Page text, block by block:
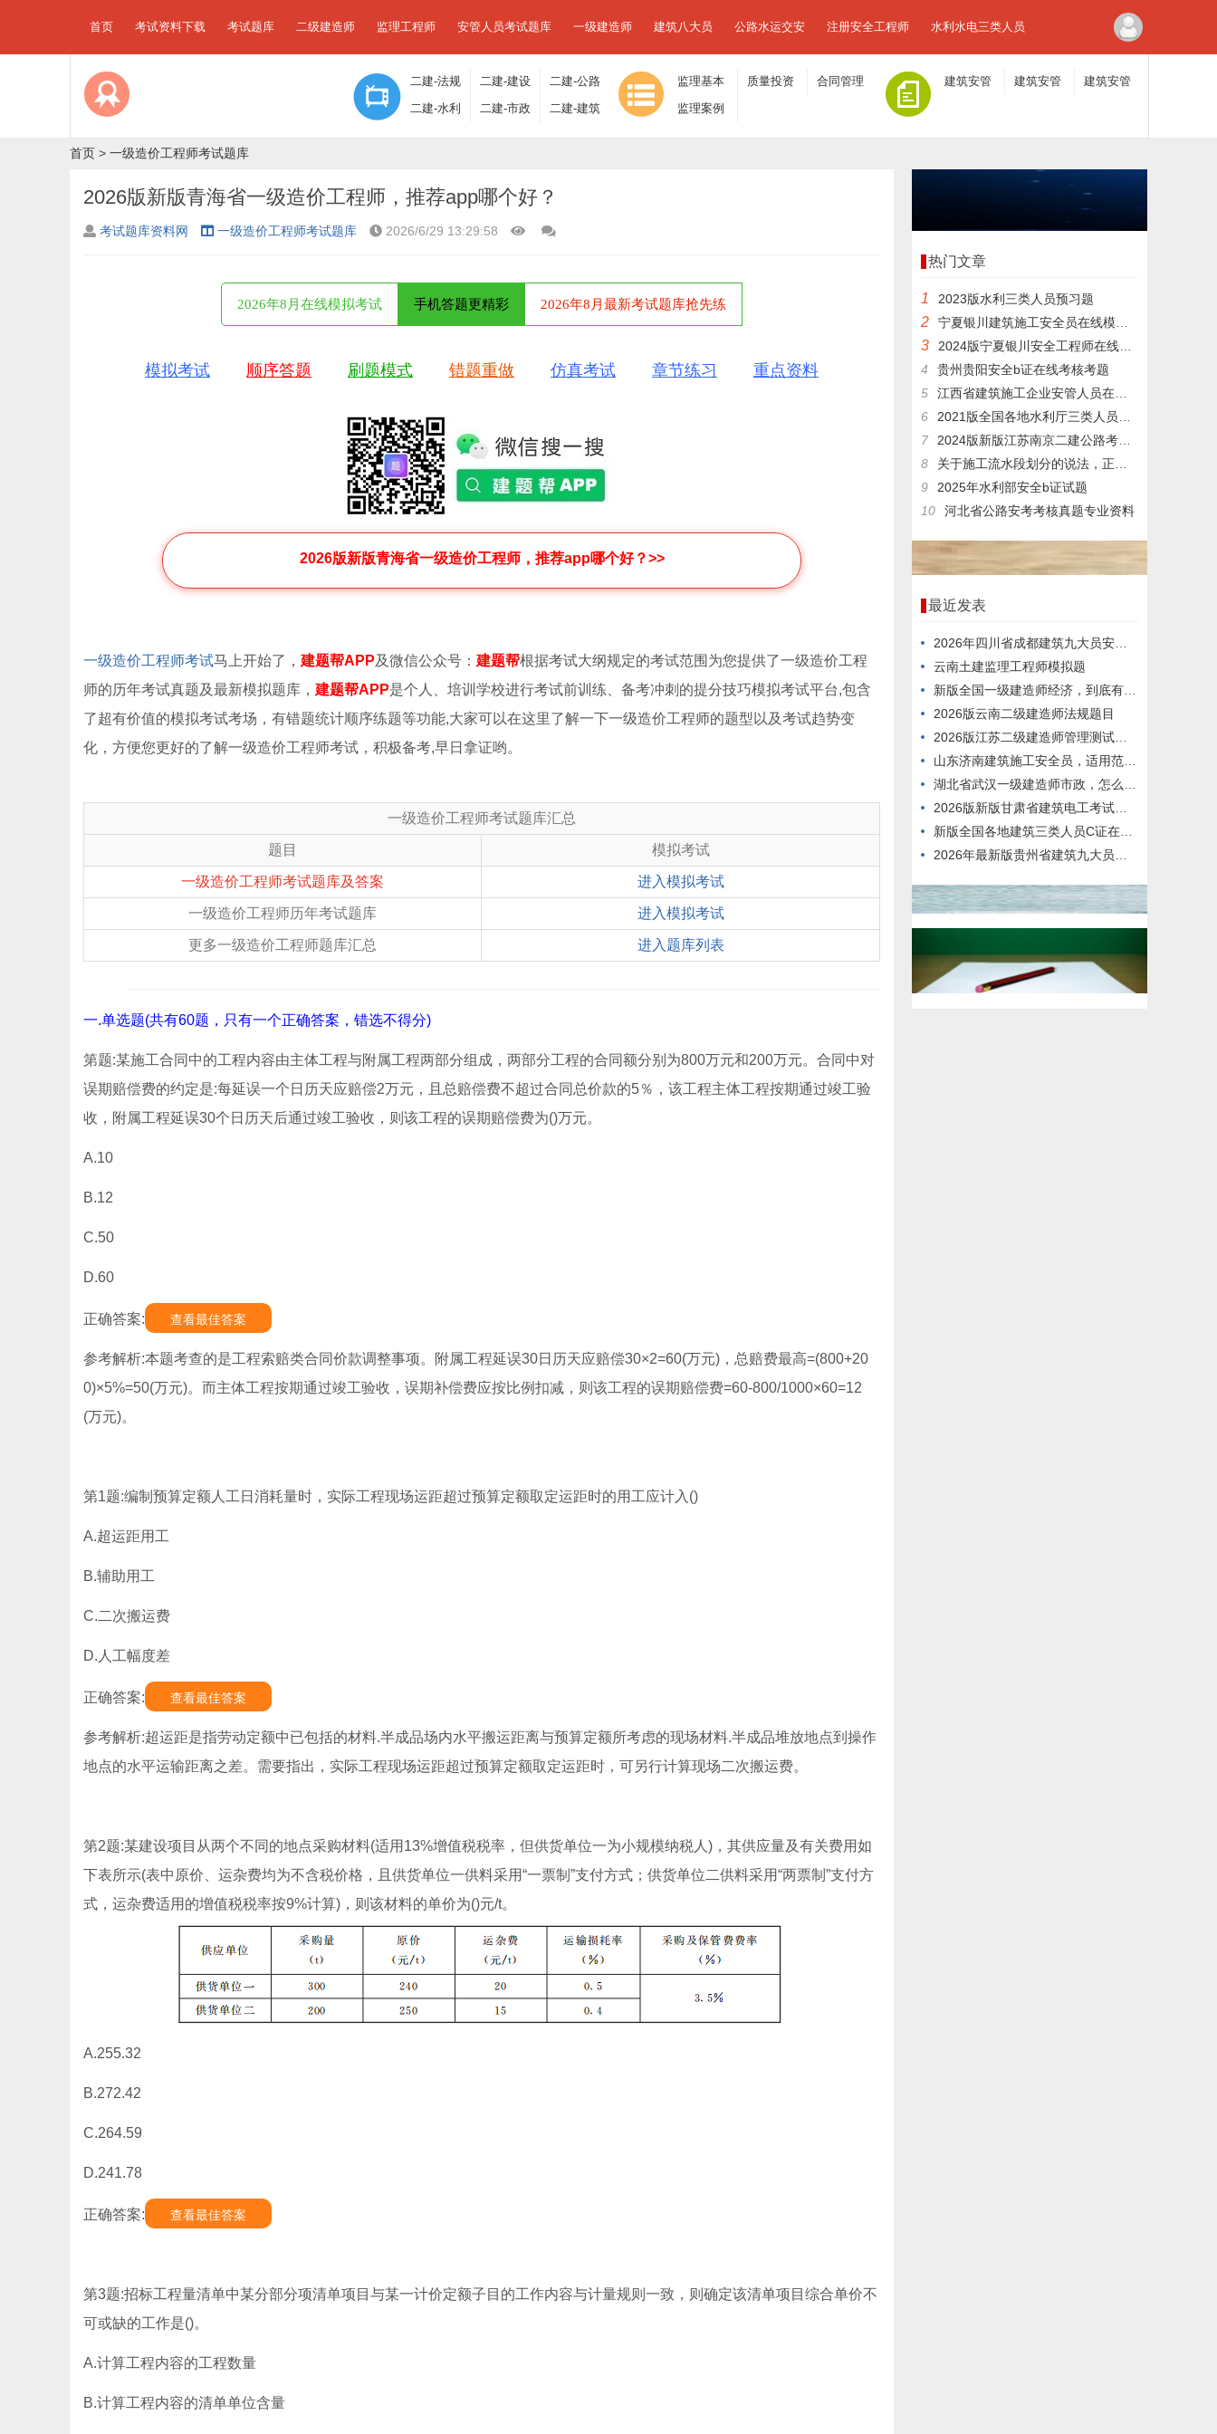
首页 考试资料下载 考试题库 二级建造师 监理工程师 安管人员考试题库 一级建造师 建筑八大员 公路水运交安 注册安全工程师 水利水电三类人员
二建-法规
及相关知
识
二建-建设
工程施工
管理
二建-公路
工程
二建-水利
水电
二建-市政
工程
二建-建筑
工程
监理基本
理论与相
关法规
质量投资 合同管理
监理案例
分析
建筑安管 建筑安管 建筑安管
首页 > 一级造价工程师考试题库
2026版新版青海省一级造价工程师，推荐app哪个好？
考试题库资料网 一级造价工程师考试题库 2026/6/29 13:29:58
2026年8月在线模拟考试 手机答题更精彩 2026年8月最新考试题库抢先练
模拟考试 顺序答题 刷题模式 错题重做 仿真考试 章节练习 重点资料
2026版新版青海省一级造价工程师，推荐app哪个好？>>
一级造价工程师考试马上开始了， 建题帮APP及微信公众号： 建题帮根据考试大纲规定的考试范围为您提供了一级造价工程
师的历年考试真题及最新模拟题库， 建题帮APP是个人、培训学校进行考试前训练、备考冲刺的提分技巧模拟考试平台,包含
了超有价值的模拟考试考场，有错题统计顺序练题等功能,大家可以在这里了解一下一级造价工程师的题型以及考试趋势变
化，方便您更好的了解一级造价工程师考试，积极备考,早日拿证哟。
一级造价工程师考试题库汇总
题目 模拟考试
一级造价工程师考试题库及答案 进入模拟考试
一级造价工程师历年考试题库 进入模拟考试
更多一级造价工程师题库汇总 进入题库列表
一.单选题(共有60题，只有一个正确答案，错选不得分)
第题:某施工合同中的工程内容由主体工程与附属工程两部分组成，两部分工程的合同额分别为800万元和200万元。合同中对
误期赔偿费的约定是:每延误一个日历天应赔偿2万元，且总赔偿费不超过合同总价款的5％，该工程主体工程按期通过竣工验
收，附属工程延误30个日历天后通过竣工验收，则该工程的误期赔偿费为()万元。
A.10
B.12
C.50
D.60
正确答案: 查看最佳答案
参考解析:本题考查的是工程索赔类合同价款调整事项。附属工程延误30日历天应赔偿30×2=60(万元)，总赔费最高=(800+20
0)×5%=50(万元)。而主体工程按期通过竣工验收，误期补偿费应按比例扣减，则该工程的误期赔偿费=60-800/1000×60=12
(万元)。
第1题:编制预算定额人工日消耗量时，实际工程现场运距超过预算定额取定运距时的用工应计入()
A.超运距用工
B.辅助用工
C.二次搬运费
D.人工幅度差
正确答案: 查看最佳答案
参考解析:超运距是指劳动定额中已包括的材料.半成品场内水平搬运距离与预算定额所考虑的现场材料.半成品堆放地点到操作
地点的水平运输距离之差。需要指出，实际工程现场运距超过预算定额取定运距时，可另行计算现场二次搬运费。
第2题:某建设项目从两个不同的地点采购材料(适用13%增值税税率，但供货单位一为小规模纳税人)，其供应量及有关费用如
下表所示(表中原价、运杂费均为不含税价格，且供货单位一供料采用“一票制”支付方式；供货单位二供料采用“两票制”支付方
式，运杂费适用的增值税税率按9%计算)，则该材料的单价为()元/t。
A.255.32
B.272.42
C.264.59
D.241.78
正确答案: 查看最佳答案
第3题:招标工程量清单中某分部分项清单项目与某一计价定额子目的工作内容与计量规则一致，则确定该清单项目综合单价不
可或缺的工作是()。
A.计算工程内容的工程数量
B.计算工程内容的清单单位含量
热门文章
1 2023版水利三类人员预习题
2 宁夏银川建筑施工安全员在线模拟考试试卷考核知识
3
2024版宁夏银川安全工程师在线模拟题库
4
贵州贵阳安全b证在线考核考题
5
江西省建筑施工企业安管人员在线考核模拟习题
6
2021版全国各地水利厅三类人员在线考试真题
7
2024版新版江苏南京二建公路考核题库
8
关于施工流水段划分的说法，正确的有()。
9
2025年水利部安全b证试题
10
河北省公路安考考核真题专业资料
最近发表
2026年四川省成都建筑九大员安全员考题
云南土建监理工程师模拟题
新版全国一级建造师经济，到底有多难考过？
2026版云南二级建造师法规题目
2026版江苏二级建造师管理测试真题库
山东济南建筑施工安全员，适用范围有哪些？
湖北省武汉一级建造师市政，怎么考才能过？
2026版新版甘肃省建筑电工考试电子题库
新版全国各地建筑三类人员C证在线，在哪里刷题
2026年最新版贵州省建筑九大员标准员，有哪些题型？